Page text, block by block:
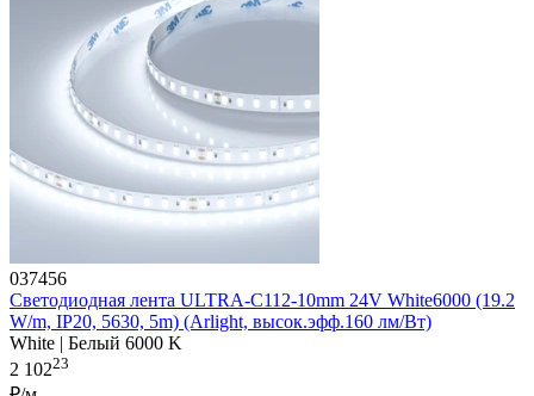
037456
Светодиодная лента ULTRA-C112-10mm 24V White6000 (19.2
W/m, IP20, 5630, 5m) (Arlight, высок.эфф.160 лм/Вт)
White | Белый 6000 K
2 10223